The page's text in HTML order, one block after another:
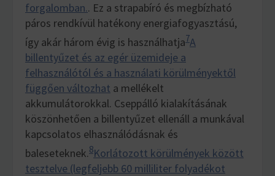
forgalomban.. Ez a strapabíró és megbízható
páros rendkívül hatékony energiafogyasztású,
így akár három évig is használhatja7A
billentyűzet és az egér üzemideje a
felhasználótól és a használati körülményektől
függően változhat a mellékelt
akkumulátorokkal. Cseppálló kialakításának
köszönhetően a billentyűzet ellenáll a munkával
kapcsolatos elhasználódásnak és
baleseteknek.8Korlátozott körülmények között
tesztelve (legfeljebb 60 milliliter folyadékot